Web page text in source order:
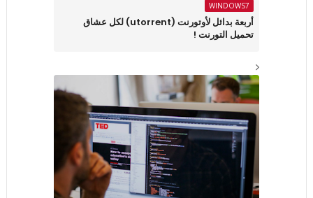
WINDOWS7
أربعة بدائل لأوتورنت (utorrent) لكل عشاق
تحميل التورنت !